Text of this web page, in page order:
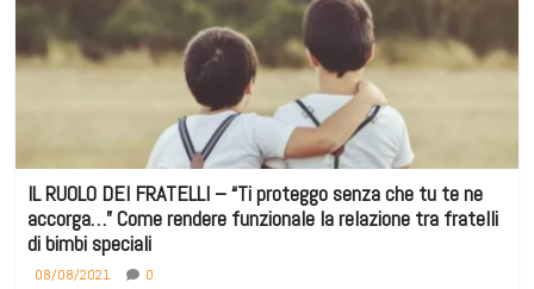
IL RUOLO DEI FRATELLI – “Ti proteggo senza che tu te ne
accorga…” Come rendere funzionale la relazione tra fratelli
di bimbi speciali
08/08/2021 0